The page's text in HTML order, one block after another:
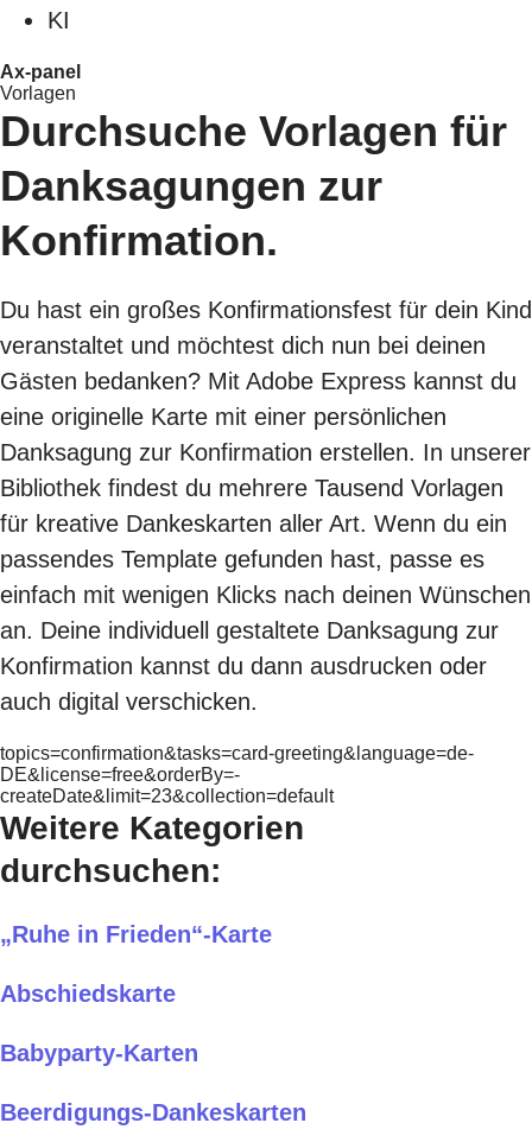
KI
Ax-panel
Vorlagen
Durchsuche Vorlagen für
Danksagungen zur
Konfirmation.
Du hast ein großes Konfirmationsfest für dein Kind
veranstaltet und möchtest dich nun bei deinen
Gästen bedanken? Mit Adobe Express kannst du
eine originelle Karte mit einer persönlichen
Danksagung zur Konfirmation erstellen. In unserer
Bibliothek findest du mehrere Tausend Vorlagen
für kreative Dankeskarten aller Art. Wenn du ein
passendes Template gefunden hast, passe es
einfach mit wenigen Klicks nach deinen Wünschen
an. Deine individuell gestaltete Danksagung zur
Konfirmation kannst du dann ausdrucken oder
auch digital verschicken.
topics=confirmation&tasks=card-greeting&language=de-
DE&license=free&orderBy=-
createDate&limit=23&collection=default
Weitere Kategorien
durchsuchen:
„Ruhe in Frieden“-Karte
Abschiedskarte
Babyparty-Karten
Beerdigungs-Dankeskarten